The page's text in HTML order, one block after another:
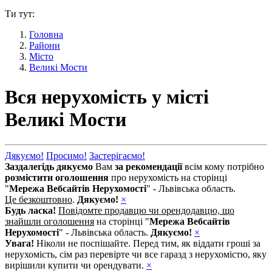
Ти тут:
Головна
Райони
Місто
Великі Мости
Вся нерухомість у місті
Великі Мости
Дякуємо! Просимо! Застерігаємо!
Заздалегідь дякуємо Вам за рекомендаціївсім кому потрібно
розмістити оголошення про нерухомість на сторінці
"Мережа Вебсайтів Нерухомості" - Львівська область.
Це безкоштовно. Дякуємо! ×
Будь ласка! Повідомте продавцю чи орендодавцю, що
знайшли оголошення на сторінці "Мережа Вебсайтів
Нерухомості" - Львівська область. Дякуємо! ×
Увага! Ніколи не поспішайте. Перед тим, як віддати гроші за
нерухомість, сім раз перевірте чи все гаразд з нерухомістю, яку
вирішили купити чи орендувати. ×